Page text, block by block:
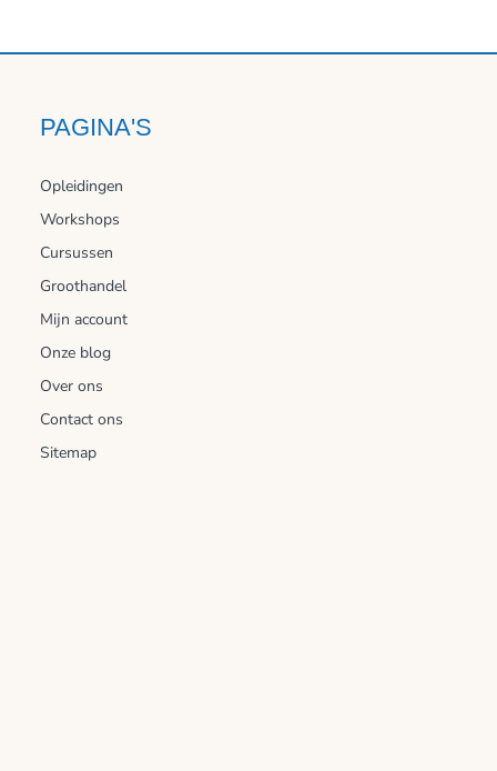
PAGINA'S
Opleidingen
Workshops
Cursussen
Groothandel
Mijn account
Onze blog
Over ons
Contact ons
Sitemap